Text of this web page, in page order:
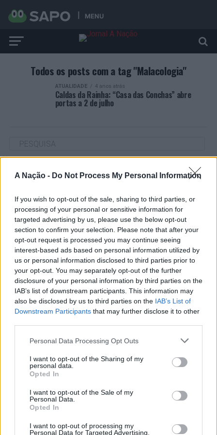
A Nação - Do Not Process My Personal Information
If you wish to opt-out of the sale, sharing to third parties, or
processing of your personal or sensitive information for
targeted advertising by us, please use the below opt-out
section to confirm your selection. Please note that after your
opt-out request is processed you may continue seeing
interest-based ads based on personal information utilized by
us or personal information disclosed to third parties prior to
your opt-out. You may separately opt-out of the further
disclosure of your personal information by third parties on the
IAB’s list of downstream participants. This information may
also be disclosed by us to third parties on the IAB’s List of
Downstream Participants that may further disclose it to other
Personal Data Processing Opt Outs
I want to opt-out of the Sharing of my
personal data.
Opted In
I want to opt-out of the Sale of my
Personal Data.
Opted In
I want to opt-out of processing my
Personal Data for Targeted Advertising.
MENU
Todos os posts com a tag "Malacologia"
ATUALIDADE 4 anos atrás
Caldas da Rainha: “Casa das Conchas” abre
portas a 2 de julho
ARTIGOS RECENTES
de “provocar” mudanças genéticas, diz neurocientista
“Millennium Estoril Open 2026” regressou ao circuito ATP
com vitória do francês Luca Van Assche
Castelo Branco: “Bienal Internacional de Artes e Ofícios”
promete afirmar artesanato, património e inovação como
“motores de desenvolvimento económico e cultural” do
município português
Covilhã: Especialista aponta investimento estrangeiro e
Rio de Janeiro: Governo do Estado propõe parceria com a
FUNCEX para “reforçar inteligência sobre comércio
exterior”